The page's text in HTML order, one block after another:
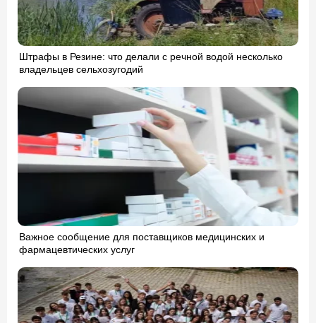
Штрафы в Резине: что делали с речной водой несколько
владельцев сельхозугодий
Важное сообщение для поставщиков медицинских и
фармацевтических услуг